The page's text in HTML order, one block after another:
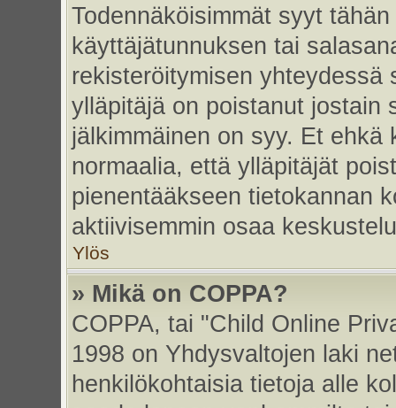
Todennäköisimmät syyt
käyttäjätunnuksen tai
rekisteröitymisen yhteydessä
ylläpitäjä on poistanut jostain
jälkimmäinen on syy. Et
normaalia, että ylläpitäjät
pienentääkseen tietokannan
aktiivisemmin osaa
Ylös
» Mikä on COPPA?
COPPA, tai "Child Online
1998 on Yhdysvaltojen laki
henkilökohtaisia tietoja alle